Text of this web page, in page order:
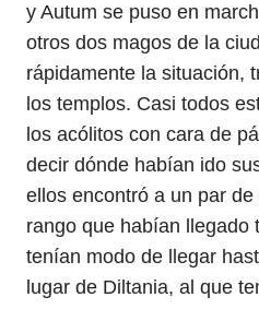
y Autum se puso en
otros dos magos de la
rápidamente la situación,
los templos. Casi todos
los acólitos con cara de
decir dónde habían ido
ellos encontró a un par
rango que habían llegado
tenían modo de llegar
lugar de Diltania, al que